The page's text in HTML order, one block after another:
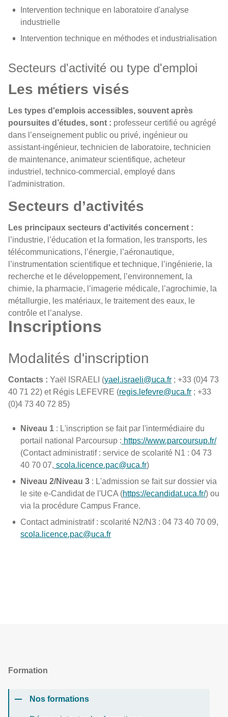
Intervention technique en laboratoire d'analyse
industrielle
Intervention technique en méthodes et industrialisation
Secteurs d'activité ou type d'emploi
Les métiers visés
Les types d'emplois accessibles, souvent après
poursuites d’études, sont : professeur certifié ou agrégé
dans l’enseignement public ou privé, ingénieur ou
assistant-ingénieur, technicien de laboratoire, technicien
de maintenance, animateur scientifique, acheteur
industriel, technico-commercial, employé dans
l'administration.
Secteurs d’activités
Les principaux secteurs d'activités concernent :
l’industrie, l’éducation et la formation, les transports, les
télécommunications, l’énergie, l’aéronautique,
l’instrumentation scientifique et technique, l’ingénierie, la
recherche et le développement, l’environnement, la
chimie, la pharmacie, l’imagerie médicale, l’agrochimie, la
métallurgie, les matériaux, le traitement des eaux, le
contrôle et l’analyse.
Inscriptions
Modalités d'inscription
Contacts : Yaël ISRAELI (yael.israeli@uca.fr ; +33 (0)4 73
40 71 22) et Régis LEFEVRE (regis.lefevre@uca.fr ; +33
(0)4 73 40 72 85)
Niveau 1 : L'inscription se fait par l'intermédiaire du
portail national Parcoursup : https://www.parcoursup.fr/
(Contact administratif : service de scolarité N1 : 04 73
40 70 07, scola.licence.pac@uca.fr)
Niveau 2/Niveau 3 : L'admission se fait sur dossier via
le site e-Candidat de l'UCA (https://ecandidat.uca.fr/) ou
via la procédure Campus France.
Contact administratif : scolarité N2/N3 : 04 73 40 70 09,
scola.licence.pac@uca.fr
Formation
Nos formations